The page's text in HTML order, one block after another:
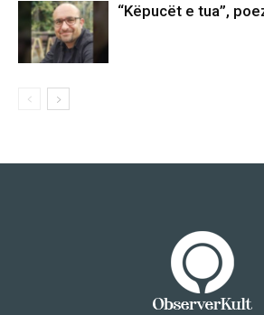
“Këpucët e tua”,